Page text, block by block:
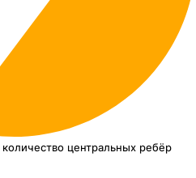
количество центральных ребёр